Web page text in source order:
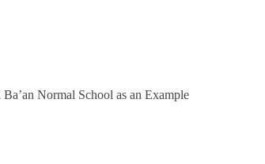
Normal School as an Example